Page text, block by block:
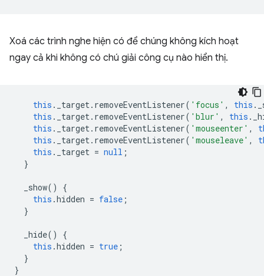
Xoá các trình nghe hiện có để chúng không kích hoạt
ngay cả khi không có chú giải công cụ nào hiển thị.
this . _target. removeEventListener( 'focus' , this .
this . _target. removeEventListener( 'blur' , this .
this . _target. removeEventListener( 'mouseenter' ,
this . _target. removeEventListener( 'mouseleave' ,
this . _target = null ;
}
_show()
{
this .hidden = false ;
}
_hide()
{
this .hidden = true ;
}
}